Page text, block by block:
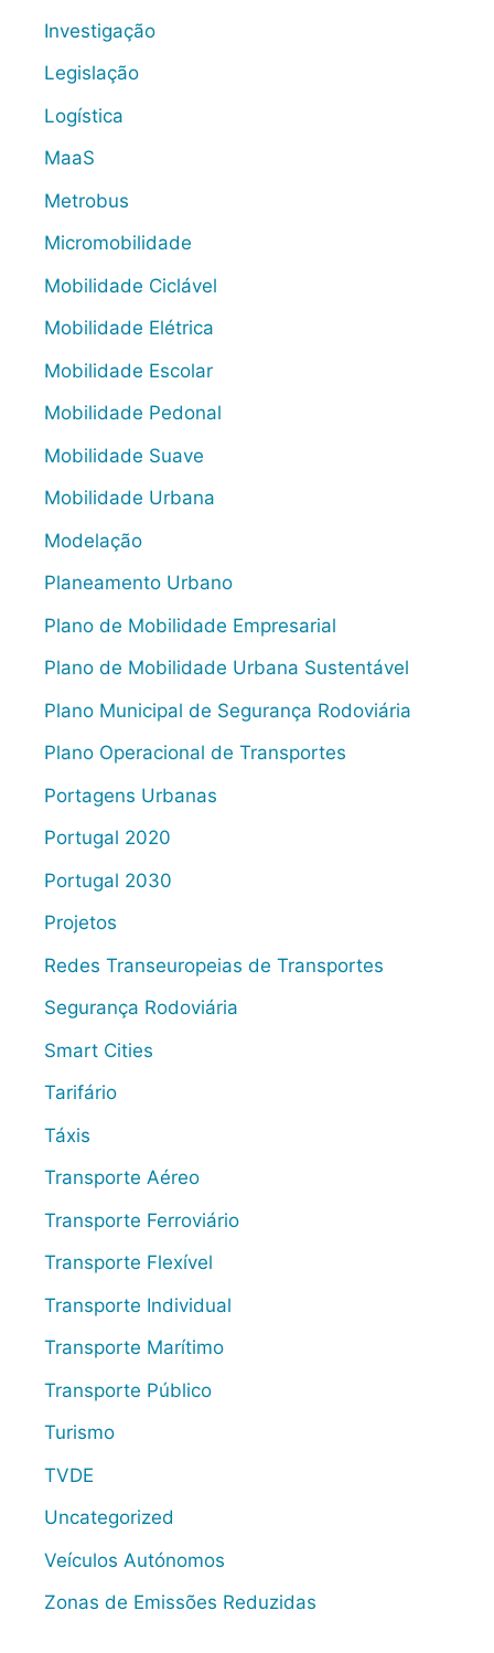
Investigação
Legislação
Logística
MaaS
Metrobus
Micromobilidade
Mobilidade Ciclável
Mobilidade Elétrica
Mobilidade Escolar
Mobilidade Pedonal
Mobilidade Suave
Mobilidade Urbana
Modelação
Planeamento Urbano
Plano de Mobilidade Empresarial
Plano de Mobilidade Urbana Sustentável
Plano Municipal de Segurança Rodoviária
Plano Operacional de Transportes
Portagens Urbanas
Portugal 2020
Portugal 2030
Projetos
Redes Transeuropeias de Transportes
Segurança Rodoviária
Smart Cities
Tarifário
Táxis
Transporte Aéreo
Transporte Ferroviário
Transporte Flexível
Transporte Individual
Transporte Marítimo
Transporte Público
Turismo
TVDE
Uncategorized
Veículos Autónomos
Zonas de Emissões Reduzidas